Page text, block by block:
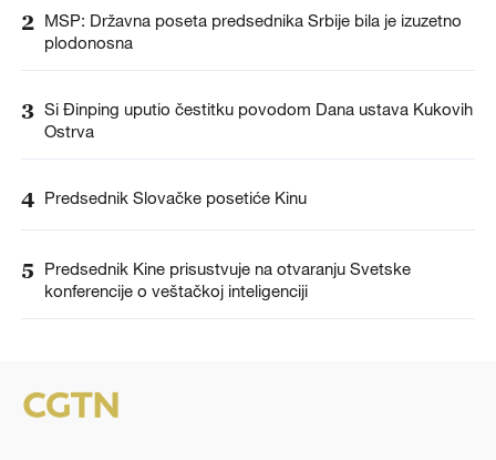
2 MSP: Državna poseta predsednika Srbije bila je izuzetno
plodonosna
3 Si Đinping uputio čestitku povodom Dana ustava Kukovih
Ostrva
4 Predsednik Slovačke posetiće Kinu
5
Predsednik Kine prisustvuje na otvaranju Svetske
konferencije o veštačkoj inteligenciji